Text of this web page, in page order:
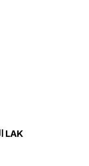
المزيد من الرسوم البيانية المباشرة LAK